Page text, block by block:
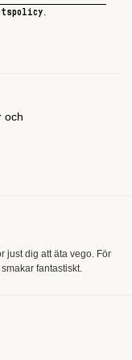
.
och
just dig att äta vego. För
fantastiskt.